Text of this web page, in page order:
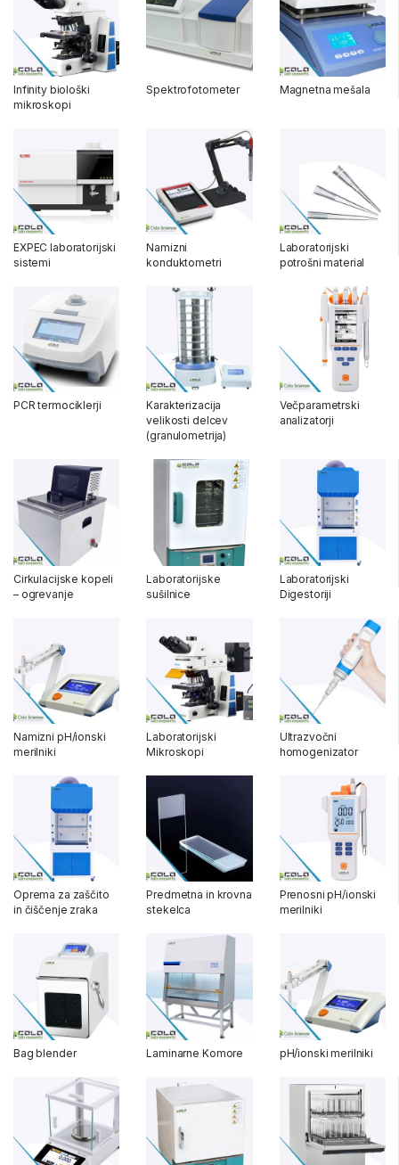
Infinity biološki
mikroskopi
Spektrofotometer Magnetna mešala
EXPEC laboratorijski
sistemi
Namizni
konduktometri
Laboratorijski
potrošni material
PCR termociklerji
Karakterizacija
velikosti delcev
(granulometrija)
Večparametrski
analizatorji
Cirkulacijske kopeli
– ogrevanje
Laboratorijske
sušilnice
Laboratorijski
Digestoriji
Namizni pH/ionski
merilniki
Laboratorijski
Mikroskopi
Ultrazvočni
homogenizator
Oprema za zaščito
in čiščenje zraka
Predmetna in krovna
stekelca
Prenosni pH/ionski
merilniki
Bag blender Laminarne Komore pH/ionski merilniki